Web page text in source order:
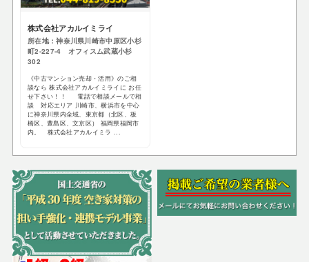
株式会社アカルイミライ
所在地：神奈川県川崎市中原区小杉
町2-227-4 オフィスム武蔵小杉
302
《中古マンション売却・活用》のご相
談なら 株式会社アカルイミライに お任
せ下さい！！ 電話で相談メールで相
談 対応エリア 川崎市、横浜市を中心
に神奈川県内全域、東京都（北区、板
橋区、豊島区、文京区） 福岡県福岡市
内。 株式会社アカルイミラ ...